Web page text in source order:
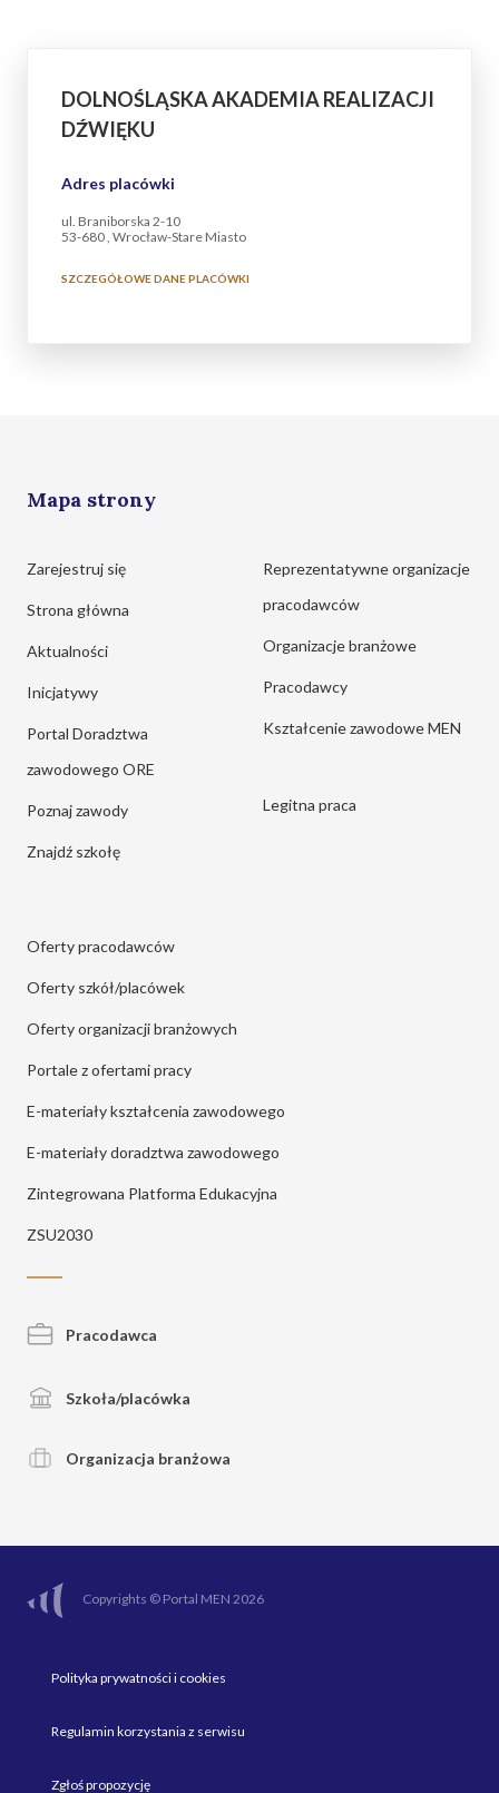
DOLNOŚLĄSKA AKADEMIA REALIZACJI
DŹWIĘKU
Adres placówki
ul. Braniborska 2-10
53-680 , Wrocław-Stare Miasto
SZCZEGÓŁOWE DANE PLACÓWKI
Mapa strony
Zarejestruj się
Strona główna
Aktualności
Inicjatywy
Portal Doradztwa
zawodowego ORE
Poznaj zawody
Znajdź szkołę
Reprezentatywne organizacje
pracodawców
Organizacje branżowe
Pracodawcy
Kształcenie zawodowe MEN
Legitna praca
Oferty pracodawców
Oferty szkół/placówek
Oferty organizacji branżowych
Portale z ofertami pracy
E-materiały kształcenia zawodowego
E-materiały doradztwa zawodowego
Zintegrowana Platforma Edukacyjna
ZSU2030
Pracodawca
Szkoła/placówka
Organizacja branżowa
Copyrights © Portal MEN 2026
Polityka prywatności i cookies
Regulamin korzystania z serwisu
Zgłoś propozycję